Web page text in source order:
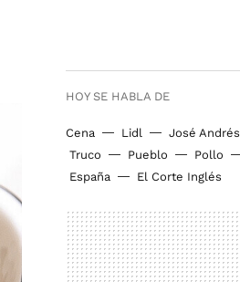
HOY SE HABLA DE
Cena Lidl José Andrés
Truco
Pueblo Pollo
España
El Corte Inglés